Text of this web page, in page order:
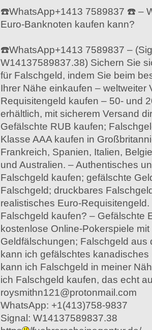
☎️WhatsApp+1413 7589837 ☎️ –
Euro-Banknoten kaufen kann?
☎️WhatsApp+1413 7589837 –
W14137589837.38) Sichern Sie
für Falschgeld, indem Sie beim
Ihrer Nähe einkaufen – weltweiter
Requisitengeld kaufen – 50- und
erhältlich, mit sicherem Versand
Gefälschte RUB kaufen;
Klasse AAA kaufen in
Frankreich, Spanien, Italien,
und Australien. – Authentisches
Falschgeld kaufen; gefälschte
Falschgeld; druckbares
realistisches Euro-
Falschgeld kaufen? – Gefälschte
kostenlose Online-Pokerspiele
Geldfälschungen; Falschgeld aus
kann ich gefälschtes
kann ich Falschgeld in meiner
ich Falschgeld kaufen, das echt
roysmithn121@protonmail.com
WhatsApp: +1(413)758-9837
Signal: W14137589837.38